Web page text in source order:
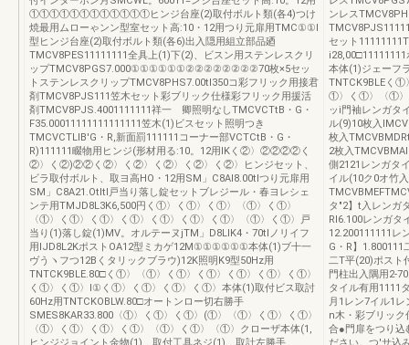
①①①①①①①①①①①①ヒンジ台座(2)取付ボルト類(各4)つけ
焼最用ムローゃンン型室セット高:10・12用つり元扉用TMC①①I
型ヒンジ台座(2)取付ボルト類(各6)出入隠用組立部品廼
TMCV8PES11111111全具上(1)下(2)、ビスン用ステンレスクリ
ップTMCV8PGS7.000①①①①①①②②②②②②②②70枚×5セッ
トステンレスクリップTMCV8PHS7.00tl350コ彩フリック用接君
剤TMCV8PJS111笠木セット彩ブリック仕様彩フリック用援活
剤TMCV8PJS.4001111111祥一 卿照明なしTMCVCTtB・G・
F35.00011111111111111笠木(1)ビスセット照明つき
TMCVCTLIB'G・R,新面罰111111コーナー部VCTCtB・G・
R)111111畷物用ヒンジ(形材用る:10。12用lKく②〉②②②②く
②〉く②)②②く②〉く②〉く②〉く②〉く②〉ヒンジセット、
ビラ取付ボルト、取ヨ高HO・12用SM」C8Al8.00tlつり元扉用
SM」C8A21.Otltl戸当り落し錠セットブレジール・春ヨレシェ
ンテ用TMJD8L3K6,500円く①〉く①〉く①〉〈①〉く①〉
〈①〉く①〉く①〉く①〉く①〉く①〉く①〉〈①〉く①〉戸
当り(1)落し錠(1)MV。オルテーヌjTM」D8LlK4・70tlノリイフ
用lJD8L2KポストOA12型ミカゲ12M①①①①①①本体(1)ブ十一
ヴうヽフつ12Bくタリックブラウ)12K照明K9型50Hz用
TNTCK9BLE.80□く①〉〈①〉く①〉く①〉く①〉く①〉く①〉
く①〉く①〉l①く①〉く①〉く①〉く①〉本体(1)取付ビス取討
60Hz用TNTCKOBLW.80□オートンロー切右勝手
SMES8KAR33.800〈①〉く①〉く①〉(①〉〈①〉く①〉く①〉
〈①〉く①〉く①〉く①〉〈①〉く①〉〈①〉クローザ本体(1,
ンレス
セット
本体(1)ジェーフ
TNTCK9BLEく
①〉く①〉〈①〉
ッi門袖レンガタ
ル(9)10枚入
枚入
2枚入
側2121レンガタ
イル(10ク0オ竹
タ″2】t入レンガ
Rl6.100レンガタ
12.200111111レ
G・R】
二T平(20)ポスト
門柱出入隅用
タイル有用1111
月1レン7イル1
n木・彩ブリッ
合●門扉をつり込